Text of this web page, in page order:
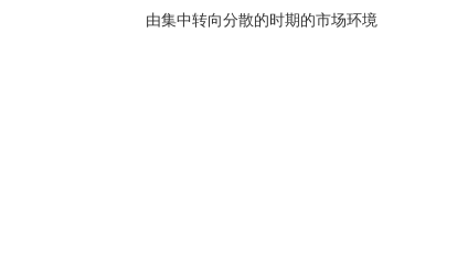
由集中转向分散的时期的市场环境